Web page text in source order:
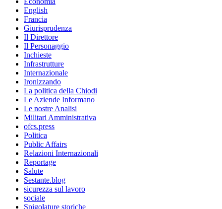
English
Francia
Giurisprudenza
Il Direttore
Il Personaggio
Inchieste
Infrastrutture
Internazionale
Ironizzando
La politica della Chiodi
Le Aziende Informano
Le nostre Analisi
Militari Amministrativa
ofcs.press
Politica
Public Affairs
Relazioni Internazionali
Reportage
Salute
Sestante.blog
sicurezza sul lavoro
sociale
Spigolature storiche